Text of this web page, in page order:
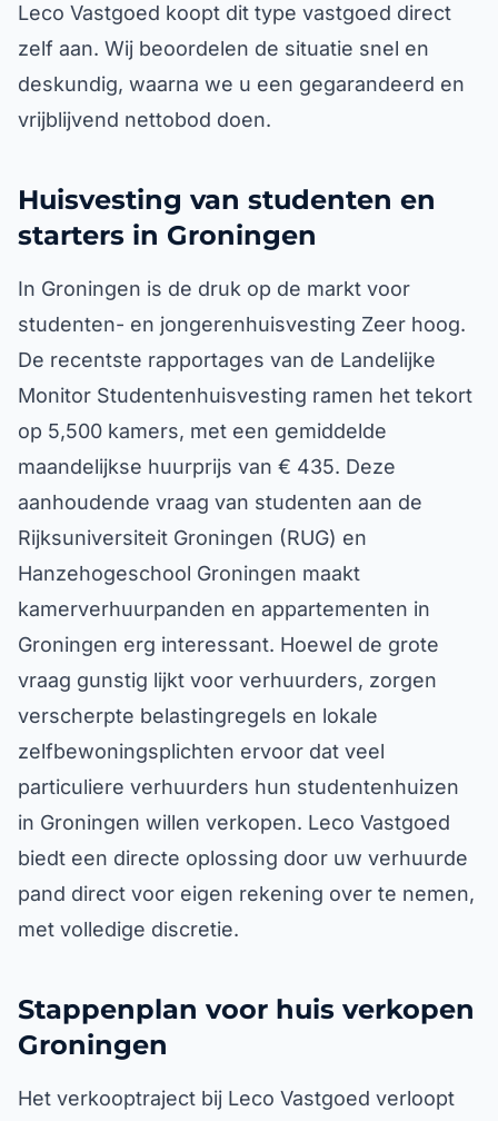
Leco Vastgoed koopt dit type vastgoed direct
zelf aan. Wij beoordelen de situatie snel en
deskundig, waarna we u een gegarandeerd en
vrijblijvend nettobod doen.
Huisvesting van studenten en
starters in Groningen
In Groningen is de druk op de markt voor
studenten- en jongerenhuisvesting Zeer hoog.
De recentste rapportages van de Landelijke
Monitor Studentenhuisvesting ramen het tekort
op 5,500 kamers, met een gemiddelde
maandelijkse huurprijs van € 435. Deze
aanhoudende vraag van studenten aan de
Rijksuniversiteit Groningen (RUG) en
Hanzehogeschool Groningen maakt
kamerverhuurpanden en appartementen in
Groningen erg interessant. Hoewel de grote
vraag gunstig lijkt voor verhuurders, zorgen
verscherpte belastingregels en lokale
zelfbewoningsplichten ervoor dat veel
particuliere verhuurders hun studentenhuizen
in Groningen willen verkopen. Leco Vastgoed
biedt een directe oplossing door uw verhuurde
pand direct voor eigen rekening over te nemen,
met volledige discretie.
Stappenplan voor huis verkopen
Groningen
Het verkooptraject bij Leco Vastgoed verloopt